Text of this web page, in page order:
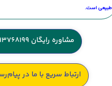
طبیعی است.
مشاوره رایگان 09193768199
ارتباط سریع با ما در